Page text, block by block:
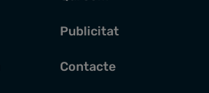
Publicitat
Contacte